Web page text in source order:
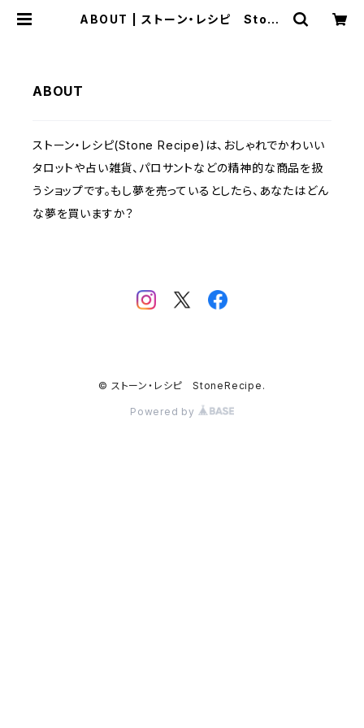
ABOUT | ストーン・レシピ Stone
ABOUT
ストーン・レシピ(Stone Recipe)は、おしゃれでかわいい
タロットや占い雑貨、パロサントなどの精神的な商品を扱
うショップです。もし夢を売っているとしたら、あなたはどん
な夢を買いますか？
© ストーン・レシピ StoneRecipe.
Powered by